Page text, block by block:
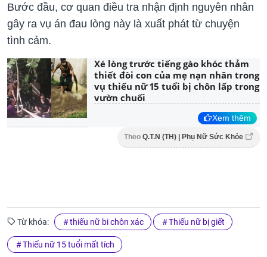
Bước đầu, cơ quan điều tra nhận định nguyên nhân
gây ra vụ án đau lòng này là xuất phát từ chuyện
tình cảm.
Xé lòng trước tiếng gào khóc thảm
thiết đòi con của mẹ nạn nhân trong
vụ thiếu nữ 15 tuổi bị chôn lấp trong
vườn chuối
Xem thêm
Theo Q.T.N (TH) | Phụ Nữ Sức Khỏe
Từ khóa: thiếu nữ bi chôn xác Thiếu nữ bị giết
Thiếu nữ 15 tuổi mất tích